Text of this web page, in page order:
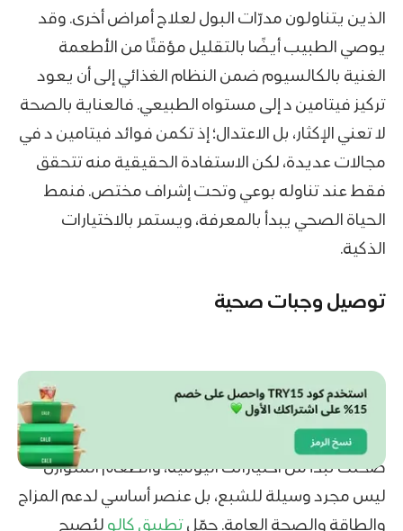
الذين يتناولون مدرّات البول لعلاج أمراض أخرى. وقد
يوصي الطبيب أيضًا بالتقليل مؤقتًا من الأطعمة
الغنية بالكالسيوم ضمن النظام الغذائي إلى أن يعود
تركيز فيتامين د إلى مستواه الطبيعي. فالعناية بالصحة
لا تعني الإكثار، بل الاعتدال؛ إذ تكمن فوائد فيتامين د في
مجالات عديدة، لكن الاستفادة الحقيقية منه تتحقق
فقط عند تناوله بوعي وتحت إشراف مختص. فنمط
الحياة الصحي يبدأ بالمعرفة، ويستمر بالاختيارات
الذكية.
توصيل وجبات صحية
صحتك تبدأ من اختياراتك اليومية، والطعام المتوازن
ليس مجرد وسيلة للشبع، بل عنصر أساسي لدعم المزاج
والطاقة والصحة العامة. حمّلتطبيق كالو ليُصبح